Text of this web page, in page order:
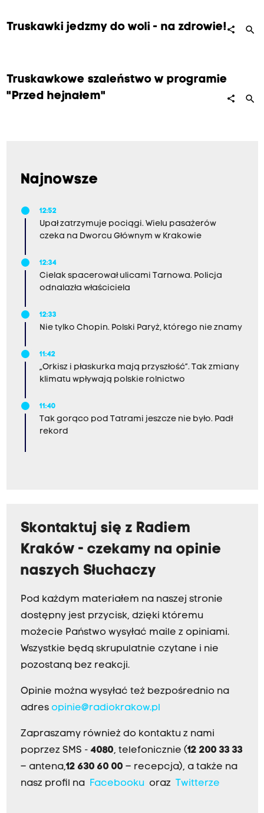
Truskawki jedzmy do woli - na zdrowie!share search
Truskawkowe szaleństwo w programie
"Przed hejnałem"
share search
Najnowsze
12:52
Upał zatrzymuje pociągi. Wielu pasażerów
czeka na Dworcu Głównym w Krakowie
12:34
Cielak spacerował ulicami Tarnowa. Policja
odnalazła właściciela
12:33
Nie tylko Chopin. Polski Paryż, którego nie znamy
11:42
„Orkisz i płaskurka mają przyszłość”. Tak zmiany
klimatu wpływają polskie rolnictwo
11:40
Tak gorąco pod Tatrami jeszcze nie było. Padł
rekord
Skontaktuj się z Radiem
Kraków - czekamy na opinie
naszych Słuchaczy
Pod każdym materiałem na naszej stronie
dostępny jest przycisk, dzięki któremu
możecie Państwo wysyłać maile z opiniami.
Wszystkie będą skrupulatnie czytane i nie
pozostaną bez reakcji.
Opinie można wysyłać też bezpośrednio na
adres opinie@radiokrakow.pl
Zapraszamy również do kontaktu z nami
poprzez SMS - 4080, telefonicznie (12 200 33 33
– antena,12 630 60 00 – recepcja), a także na
nasz profil na Facebookuoraz Twitterze